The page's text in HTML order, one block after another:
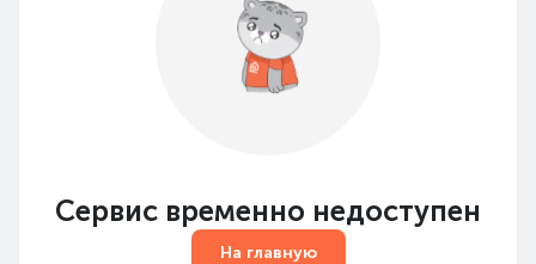
Сервис временно недоступен
На главную